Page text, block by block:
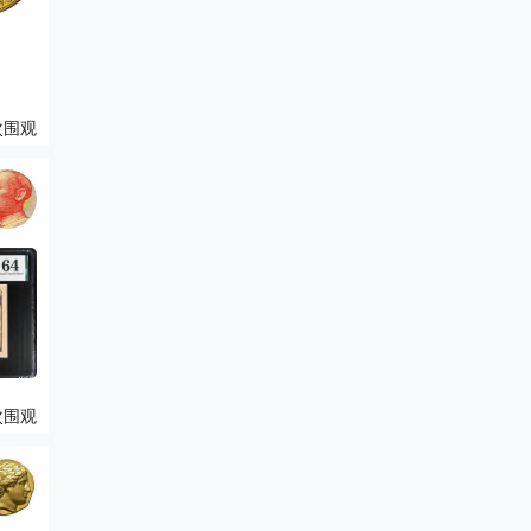
观
观